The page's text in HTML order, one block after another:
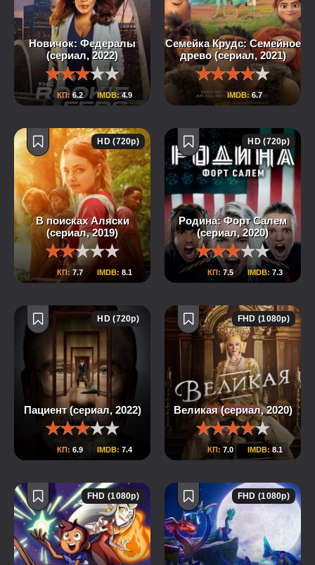
Новичок: Федералы
(сериал, 2022)
КП: 6.2 IMDB:4.9
Семейка Крудс: Семейное
древо (сериал, 2021)
IMDB:6.7
В поисках Аляски
(сериал, 2019)
КП: 7.7 IMDB: 8.1
HD (720p)
Родина: Форт Салем
(сериал, 2020)
КП: 7.5 IMDB: 7.3
HD (720p)
Пациент (сериал, 2022)
КП: 6.9 IMDB: 7.4
HD (720p)
Великая (сериал, 2020)
КП: 7.0 IMDB: 8.1
FHD (1080p)
FHD (1080p) FHD (1080p)